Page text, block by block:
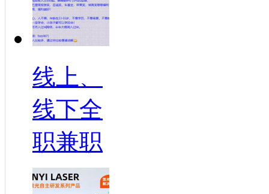
线上、
线下全
职兼职